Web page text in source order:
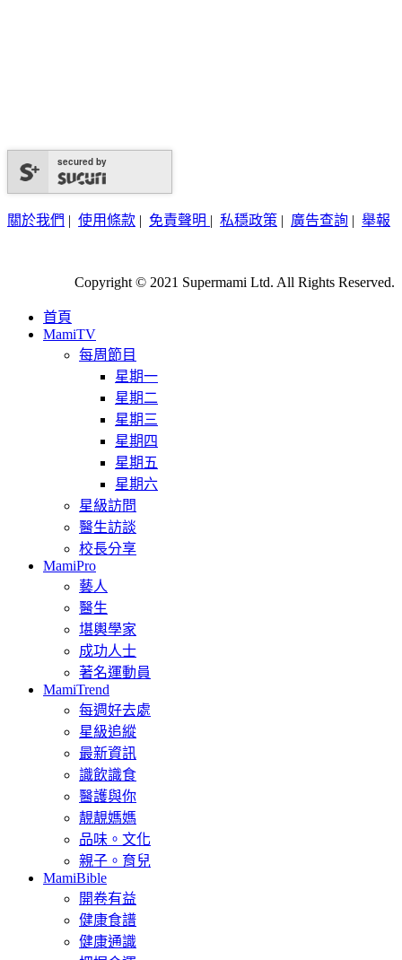
secured by
關於我們 | 使用條款 | 免責聲明 | 私穩政策 | 廣告查詢 | 舉報
Copyright © 2021 Supermami Ltd. All Rights Reserved.
首頁
MamiTV
每周節目
星期一
星期二
星期三
星期四
星期五
星期六
星級訪問
醫生訪談
校長分享
MamiPro
藝人
醫生
堪輿學家
成功人士
著名運動員
MamiTrend
每週好去處
星級追縱
最新資訊
識飲識食
醫護與你
靚靚媽媽
品味。文化
親子。育兒
MamiBible
開卷有益
健康食譜
健康通識